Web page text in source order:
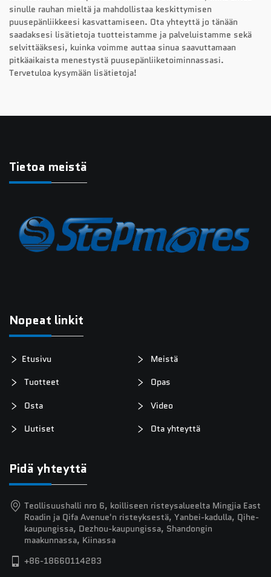
sinulle rauhan mieltä ja mahdollistaa keskittymisen
puusepänliikkeesi kasvattamiseen. Ota yhteyttä jo tänään
saadaksesi lisätietoja tuotteistamme ja palveluistamme sekä
selvittääksesi, kuinka voimme auttaa sinua saavuttamaan
pitkäaikaista menestystä puusepänliiketoiminnassasi.
Tervetuloa kysymään lisätietoja!
Tietoa meistä
Nopeat linkit
Etusivu
Meistä
Tuotteet
Opas
Osta
Video
Uutiset
Ota yhteyttä
Pidä yhteyttä
Teollisuushalli nro 6, koilliseen risteysalueelta Mingjia East
Roadin ja Qifa Avenue'n risteyksestä, Yanbei-kadulla, Qihe-
kaupungissa, Dezhou-kaupungissa, Shandongin
maakunnassa, Kiinassa
+86-18660114283